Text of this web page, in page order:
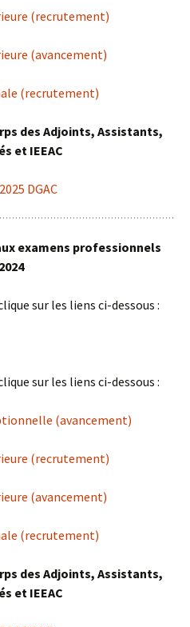
(recrutement)
(avancement)
(recrutement)
des Adjoints, Assistants,
et IEEAC
DGAC
examens professionnels
2024
sur les liens ci-dessous :
sur les liens ci-dessous :
(avancement)
(recrutement)
(avancement)
(recrutement)
des Adjoints, Assistants,
et IEEAC